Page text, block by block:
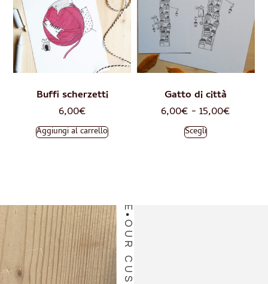
Buffi scherzetti
6,00€
Aggiungi al carrello
Gatto di città
6,00€ - 15,00€
Scegli
OUR CUSTOMERS LOVE